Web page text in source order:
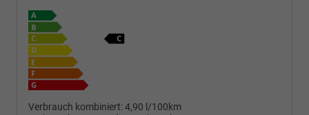
Verbrauch kombiniert:4,90 l/100km